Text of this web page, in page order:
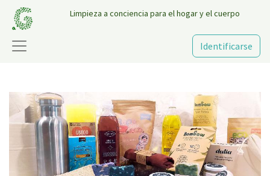
Limpieza a conciencia para el hogar y el cuerpo
Identificarse